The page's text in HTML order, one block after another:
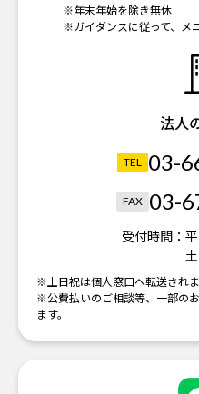
※年末年始を除き無休
※ガイダンスに従って、メ
法人
TEL 03-
FAX 03-
受付時間：
※土日祝は個人窓口へ転送されま
※公費払いのご相談等、一部の
ます。